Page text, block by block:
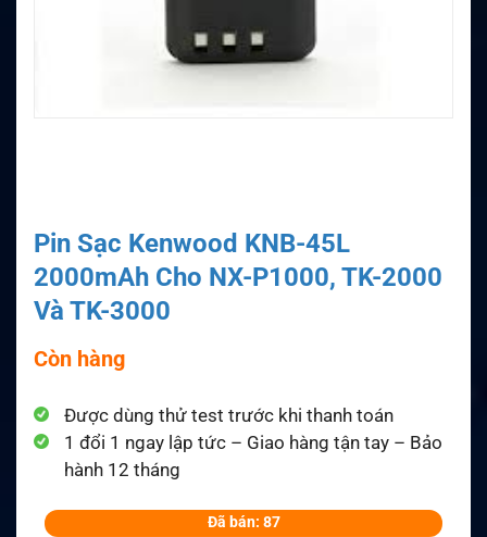
Pin Sạc Kenwood KNB-45L
2000mAh Cho NX-P1000, TK-2000
Và TK-3000
Còn hàng
Được dùng thử test trước khi thanh toán
1 đổi 1 ngay lập tức – Giao hàng tận tay – Bảo
hành 12 tháng
Đã bán: 87